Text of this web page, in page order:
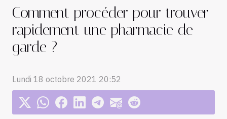
Comment procéder pour trouver
rapidement une pharmacie de
garde ?
Lundi 18 octobre 2021 20:52